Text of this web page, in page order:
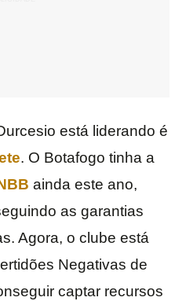
está liderando é
. O Botafogo tinha a
ainda este ano,
as garantias
Agora, o clube está
Negativas de
captar recursos